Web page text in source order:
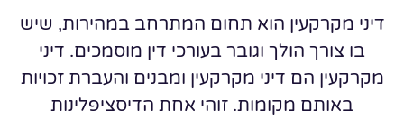
דיני מקרקעין הוא תחום המתרחב במהירות, שיש
בו צורך הולך וגובר בעורכי דין מוסמכים. דיני
מקרקעין הם דיני מקרקעין ומבנים והעברת זכויות
באותם מקומות. זוהי אחת הדיסציפלינות